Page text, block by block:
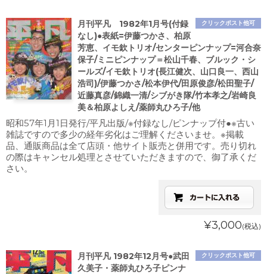
クリックポスト他可
月刊平凡 1982年1月号(付録
なし)●表紙=伊藤つかさ、柏原
芳恵、イモ欽トリオ/センターピンナップ=河合奈
保子/ミニピンナップ＝松山千春、ブルック・シ
ールズ/イモ欽トリオ(長江健次、山口良一、西山
浩司)/伊藤つかさ/松本伊代/田原俊彦/松田聖子/
近藤真彦/錦織一清/シブがき隊/竹本孝之/岩崎良
美＆柏原よしえ/薬師丸ひろ子/他
昭和57年1月1日発行/平凡出版/※付録なし/ピンナップ付●※古い
雑誌ですので多少の経年劣化はご理解くださいませ。※掲載
品、通販商品は全て店頭・他サイト販売と併用です。売り切れ
の際はキャンセル処理とさせていただきますので、御了承くだ
さい。
¥3,000(税込)
クリックポスト他可
月刊平凡 1982年12月号●武田
久美子・薬師丸ひろ子ピンナ